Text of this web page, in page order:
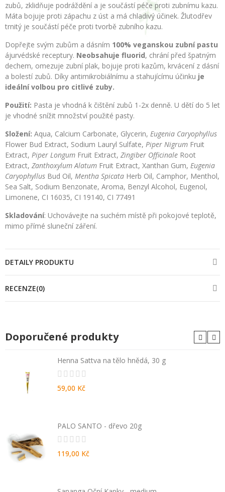
zubů, zklidňuje podráždění a je součástí péče proti zubnímu kazu.
Máta bojuje proti zápachu z úst a má chladivý účinek. Žlutodřev
trnitý je součástí péče proti tvorbě zubního kazu.
Dopřejte svým zubům a dásním 100% veganskou zubní pastu
ájurvédské receptury. Neobsahuje fluorid, chrání před špatným
dechem, omezuje zubní plak, bojuje proti kazům, krvácení z dásní
a bolestí zubů. Díky antimikrobiálnímu a stahujícímu účinku je
ideální volbou pro citlivé zuby.
Použití: Pasta je vhodná k čištění zubů 1-2x denně. U dětí do 5 let
je vhodné snížit množství použité pasty.
Složení: Aqua, Calcium Carbonate, Glycerin, Eugenia Caryophyllus
Flower Bud Extract, Sodium Lauryl Sulfate, Piper Nigrum Fruit
Extract, Piper Longum Fruit Extract, Zingiber Officinale Root
Extract, Zanthoxylum Alatum Fruit Extract, Xanthan Gum, Eugenia
Caryophyllus Bud Oil, Mentha Spicata Herb Oil, Camphor, Menthol,
Sea Salt, Sodium Benzonate, Aroma, Benzyl Alcohol, Eugenol,
Limonene, CI 16035, CI 19140, CI 77491
Skladování: Uchovávejte na suchém místě při pokojové teplotě,
mimo přímé sluneční záření.
DETAILY PRODUKTU
RECENZE(0)
Doporučené produkty
Henna Sattva na tělo hnědá, 30 g
59,00 Kč
PALO SANTO - dřevo 20g
119,00 Kč